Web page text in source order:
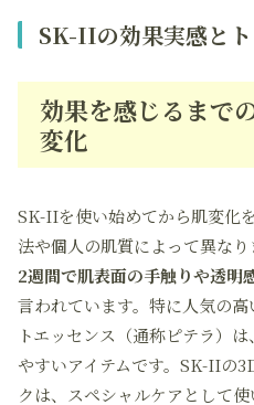
SK-IIの効果実感と
効果を感じるまで
変化
SK-IIを使い始めてから肌変化
法や個人の肌質によって異なり
2週間で肌表面の手触りや透明
言われています。特に人気の
トエッセンス（通称ピテラ）は、
やすいアイテムです。SK-IIの
クは、スペシャルケアとして